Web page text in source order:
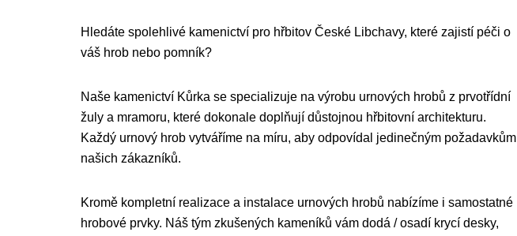
Hledáte spolehlivé kamenictví pro hřbitov České Libchavy, které zajistí péči o
váš hrob nebo pomník?
Naše kamenictví Kůrka se specializuje na výrobu urnových hrobů z prvotřídní
žuly a mramoru, které dokonale doplňují důstojnou hřbitovní architekturu.
Každý urnový hrob vytváříme na míru, aby odpovídal jedinečným požadavkům
našich zákazníků.
Kromě kompletní realizace a instalace urnových hrobů nabízíme i samostatné
hrobové prvky. Náš tým zkušených kameníků vám dodá / osadí krycí desky,